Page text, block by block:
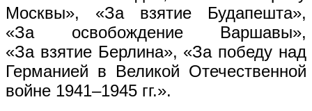
Москвы», «За взятие Будапешта»,
«За освобождение Варшавы»,
«За взятие Берлина», «За победу над
Германией в Великой Отечественной
войне 1941–1945 гг.».